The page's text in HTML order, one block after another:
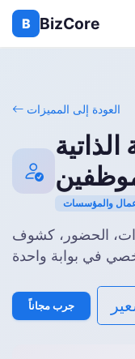
B BizCore
العودة إلى المميزات
والمؤسسات
الحضور، كشوف
جرب مجاناً